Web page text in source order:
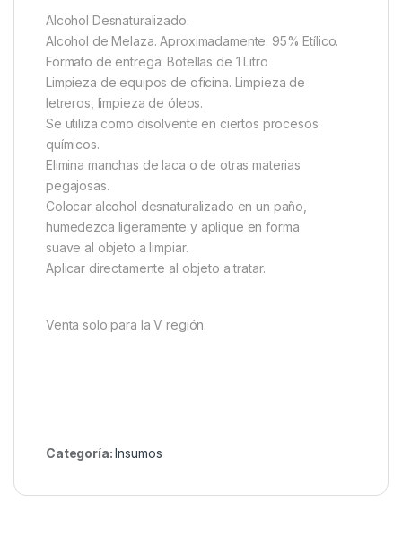
Alcohol Desnaturalizado.
Alcohol de Melaza. Aproximadamente: 95% Etílico.
Formato de entrega: Botellas de 1 Litro
Limpieza de equipos de oficina. Limpieza de
letreros, limpieza de óleos.
Se utiliza como disolvente en ciertos procesos
químicos.
Elimina manchas de laca o de otras materias
pegajosas.
Colocar alcohol desnaturalizado en un paño,
humedezca ligeramente y aplique en forma
suave al objeto a limpiar.
Aplicar directamente al objeto a tratar.
Venta solo para la V región.
Categoría:Insumos